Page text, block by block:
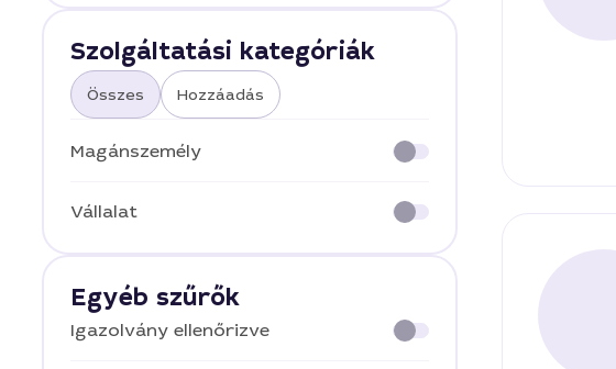
Szolgáltatási kategóriák
Összes Hozzáadás
Magánszemély
Vállalat
Egyéb szűrők
Igazolvány ellenőrizve